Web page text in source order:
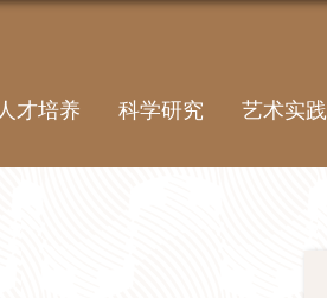
人才培养 科学研究 艺术实践